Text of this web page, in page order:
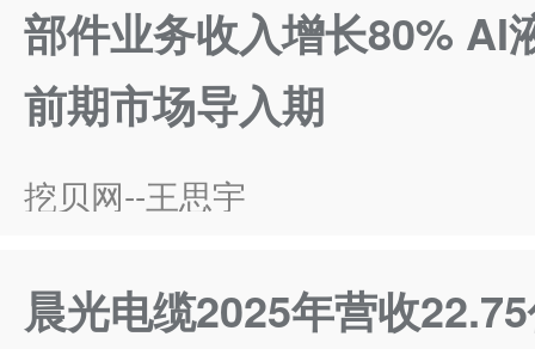
部件业务收入增长80% AI
前期市场导入期
挖贝网--王思宇
晨光电缆2025年营收